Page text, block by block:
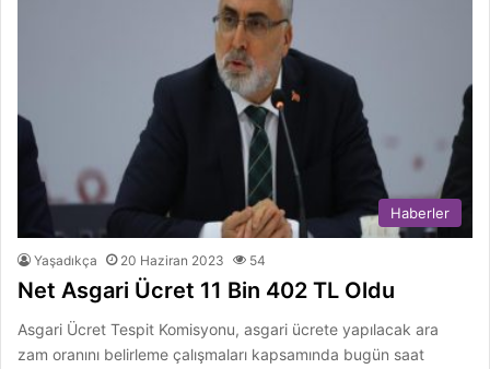
Haberler
Yaşadıkça 20 Haziran 2023 54
Net Asgari Ücret 11 Bin 402 TL Oldu
Asgari Ücret Tespit Komisyonu, asgari ücrete yapılacak ara
zam oranını belirleme çalışmaları kapsamında bugün saat